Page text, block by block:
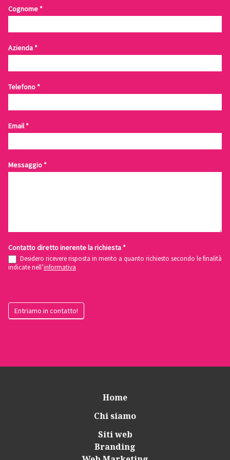
Cognome*
Azienda*
Telefono*
Email*
Messaggio*
Contatto diretto inerente la richiesta*
Desidero ricevere risposta in merito a quanto richiesto secondo le finalità
indicate nell’informativa
Entriamo in contatto!
Home
Chi siamo
Siti web
Branding